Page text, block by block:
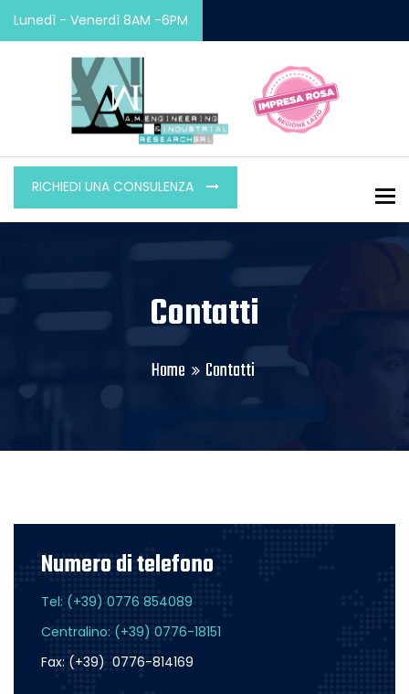
Lunedì - Venerdì 8AM -6PM
RICHIEDI UNA CONSULENZA
Contatti
Home Contatti
Numero di telefono
Tel: (+39) 0776 854089
Centralino: (+39) 0776-18151
Fax: (+39) 0776-814169